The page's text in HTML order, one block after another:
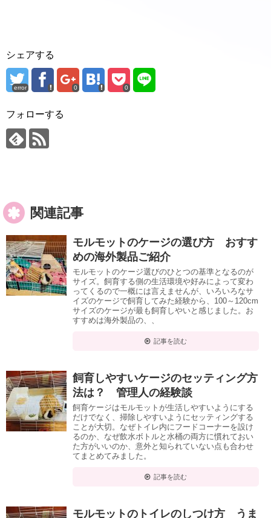
シェアする
error 0 0
フォローする
関連記事
モルモットのケージの選び方 おすす
めの海外製品ご紹介
モルモットのケージ選びのひとつの基準となるのが
サイズ。飼育する側の生活環境や好みによって変わ
ってくるので一概には言えませんが、いろいろなサ
イズのケージで飼育してみた経験から、100～120cm
サイズのケージが最も飼育しやいと感じました。お
すすめは海外製品の、、
記事を読む
飼育しやすいケージのセッティング方
法は？ 管理人の経験談
飼育ケージはモルモットが生活しやすいようにする
だけでなく、掃除しやすいようにセッティングする
ことが大切。なぜトイレ内にフードコーナーを設け
るのか、なぜ飲水ボトルと水桶の両方に慣れておい
た方がいいのか、意外と知られていない点も合わせ
てまとめてみました。
記事を読む
モルモットのトイレのしつけ方 うま